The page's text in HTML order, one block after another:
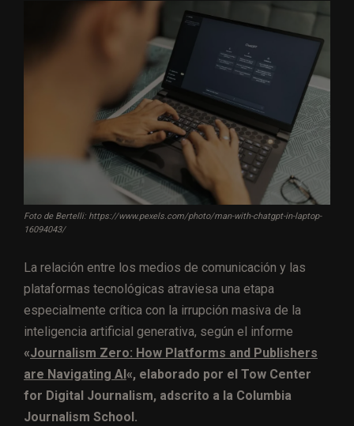
Foto de Bertelli: https://www.pexels.com/photo/man-with-chatgpt-in-laptop-
16094043/
La relación entre los medios de comunicación y las
plataformas tecnológicas atraviesa una etapa
especialmente crítica con la irrupción masiva de la
inteligencia artificial generativa, según el informe
«Journalism Zero: How Platforms and Publishers
are Navigating AI «, elaborado por el Tow Center
for Digital Journalism, adscrito a la Columbia
Journalism School.